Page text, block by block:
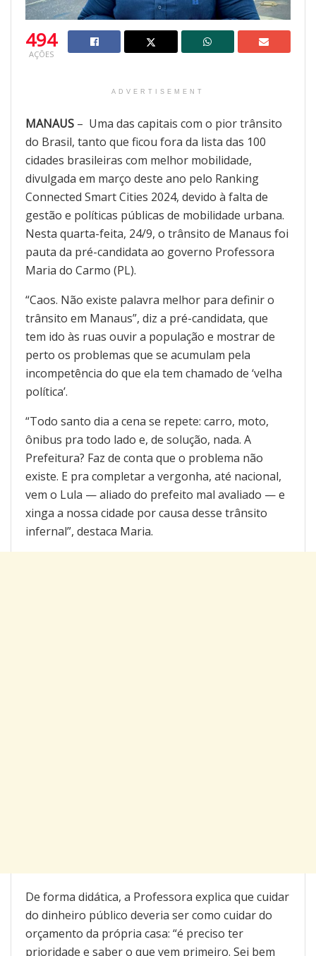
494
AÇÕES
ADVERTISEMENT
MANAUS – Uma das capitais com o pior trânsito
do Brasil, tanto que ficou fora da lista das 100
cidades brasileiras com melhor mobilidade,
divulgada em março deste ano pelo Ranking
Connected Smart Cities 2024, devido à falta de
gestão e políticas públicas de mobilidade urbana.
Nesta quarta-feita, 24/9, o trânsito de Manaus foi
pauta da pré-candidata ao governo Professora
Maria do Carmo (PL).
“Caos. Não existe palavra melhor para definir o
trânsito em Manaus”, diz a pré-candidata, que
tem ido às ruas ouvir a população e mostrar de
perto os problemas que se acumulam pela
incompetência do que ela tem chamado de ‘velha
política’.
“Todo santo dia a cena se repete: carro, moto,
ônibus pra todo lado e, de solução, nada. A
Prefeitura? Faz de conta que o problema não
existe. E pra completar a vergonha, até nacional,
vem o Lula — aliado do prefeito mal avaliado — e
xinga a nossa cidade por causa desse trânsito
infernal”, destaca Maria.
De forma didática, a Professora explica que cuidar
do dinheiro público deveria ser como cuidar do
orçamento da própria casa: “é preciso ter
prioridade e saber o que vem primeiro. Sei bem